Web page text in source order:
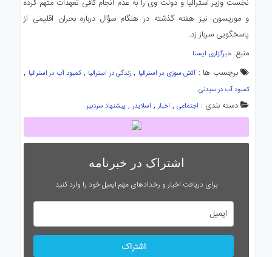
نخست وزیر استرالیا و دولت وی را به عدم انجام کافی تعهدات متهم کرده
و موریسون نیز هفته گذشته در هنگام سؤال درباره بحران اقلیمی از
پاسخگویی سرباز زد.
منبع: خبرگزاری ایسنا
برچسب ها : آتش سوزی در استرالیا ,زندگی در استرالیا ,کمبود آب در استرالیا ,
کمبود آب در سیدنی
دسته بندی : اجتماعی, اخبار, اسلایدر, پیشنهاد سردبیر
اشتراک در خبرنامه
برای دریافت اخبار و رخدادهای مهم ایمیل خود را وارد کنید
اشتراک